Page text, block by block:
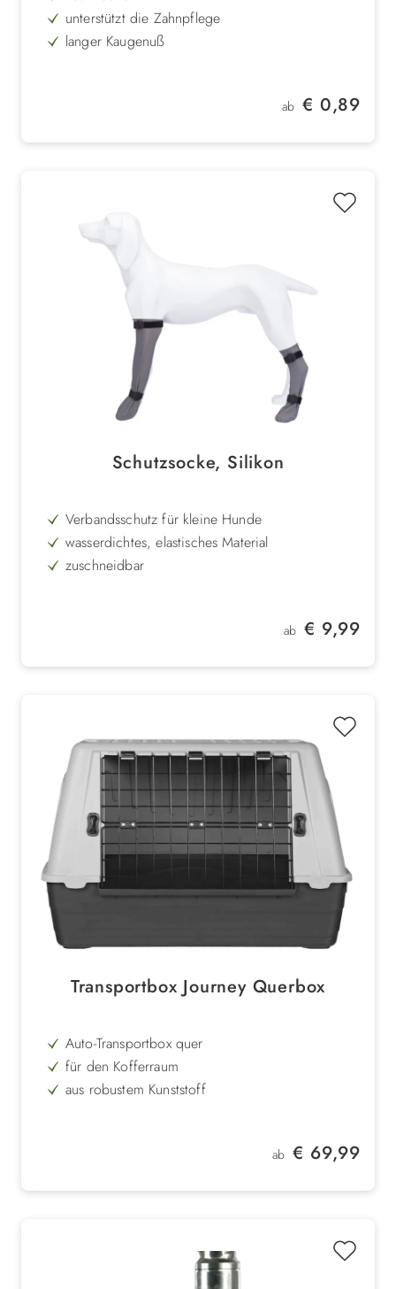
unterstützt die Zahnpflege
langer Kaugenuß
Regulärer Preis:
ab € 0,89
Schutzsocke, Silikon
Verbandsschutz für kleine Hunde
wasserdichtes, elastisches Material
zuschneidbar
Regulärer Preis:
ab € 9,99
Transportbox Journey Querbox
Auto-Transportbox quer
für den Kofferraum
aus robustem Kunststoff
Regulärer Preis:
ab € 69,99